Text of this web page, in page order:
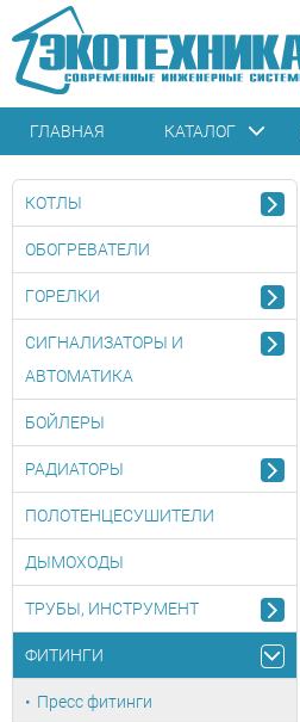
ГЛАВНАЯ КАТАЛОГ
КОТЛЫ
ОБОГРЕВАТЕЛИ
ГОРЕЛКИ
СИГНАЛИЗАТОРЫ И
АВТОМАТИКА
БОЙЛЕРЫ
РАДИАТОРЫ
ПОЛОТЕНЦЕСУШИТЕЛИ
ДЫМОХОДЫ
ТРУБЫ, ИНСТРУМЕНТ
ФИТИНГИ
Пресс фитинги